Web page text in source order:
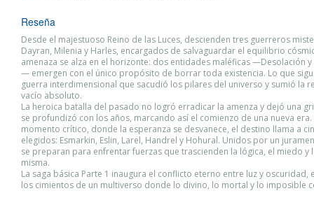
Reseña
Desde el majestuoso Reino de las Luces, descienden tres guerreros
Dayran, Milenia y Harles, encargados de salvaguardar el equilibrio
amenaza se alza en el horizonte: dos entidades maléficas —Desolación
— emergen con el único propósito de borrar toda existencia. Lo que
guerra interdimensional que sacudió los pilares del universo y sumió la
vacío absoluto.
La heroica batalla del pasado no logró erradicar la amenza y dejó una
se profundizó con los años, marcando así el comienzo de una nueva era.
momento crítico, donde la esperanza se desvanece, el destino llama a
elegidos: Esmarkin, Eslin, Larel, Handrel y Hohural. Unidos por un
se preparan para enfrentar fuerzas que trascienden la lógica, el miedo y
misma.
La saga básica Parte 1 inaugura el conflicto eterno entre luz y oscuridad,
los cimientos de un multiverso donde lo divino, lo mortal y lo imposible